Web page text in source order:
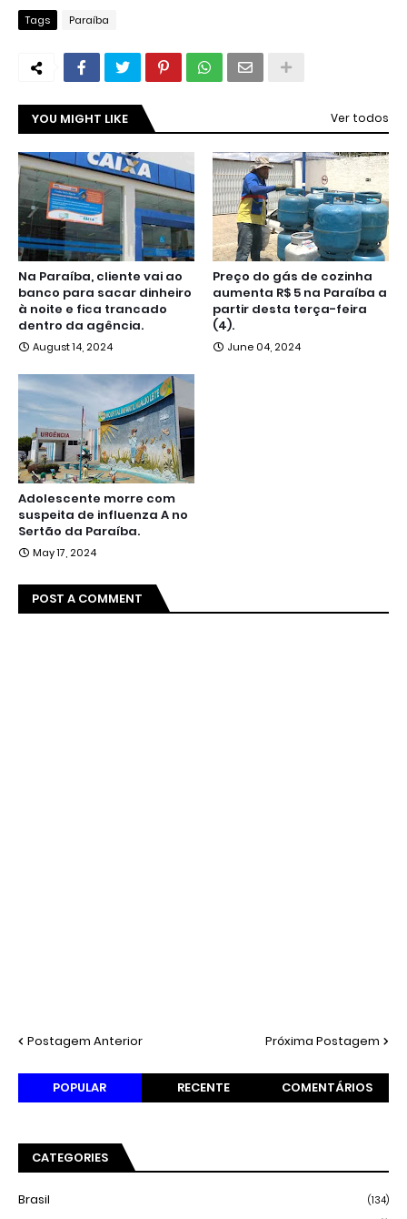
Tags Paraíba
YOU MIGHT LIKE Ver todos
Na Paraíba, cliente vai ao
banco para sacar dinheiro
à noite e fica trancado
dentro da agência.
August 14, 2024
Preço do gás de cozinha
aumenta R$ 5 na Paraíba a
partir desta terça-feira
(4).
June 04, 2024
Adolescente morre com
suspeita de influenza A no
Sertão da Paraíba.
May 17, 2024
POST A COMMENT
Postagem Anterior Próxima Postagem
POPULAR RECENTE COMENTÁRIOS
CATEGORIES
Brasil (134)